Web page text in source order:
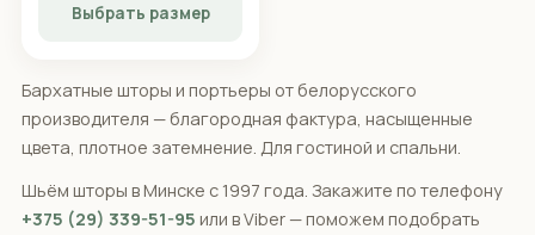
Выбрать размер
Бархатные шторы и портьеры от белорусского
производителя — благородная фактура, насыщенные
цвета, плотное затемнение. Для гостиной и спальни.
Шьём шторы в Минске с 1997 года. Закажите по телефону
+375 (29) 339-51-95 или в Viber — поможем подобрать